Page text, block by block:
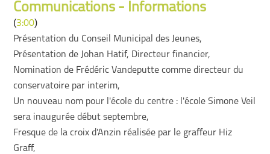
Communications - Informations
(3:00)
Présentation du Conseil Municipal des Jeunes,
Présentation de Johan Hatif, Directeur financier,
Nomination de Frédéric Vandeputte comme directeur du
conservatoire par interim,
Un nouveau nom pour l'école du centre : l'école Simone Veil
sera inaugurée début septembre,
Fresque de la croix d'Anzin réalisée par le graffeur Hiz
Graff,